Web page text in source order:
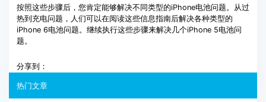
按照这些步骤后，您肯定能够解决不同类型的iPhone电池问题。从过
热到充电问题，人们可以在阅读这些信息指南后解决各种类型的
iPhone 6电池问题。继续执行这些步骤来解决几个iPhone 5电池问
题。
分享到：
热门文章